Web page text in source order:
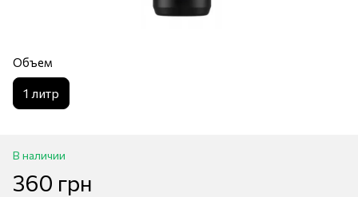
Объем
1 литр
В наличии
360 грн